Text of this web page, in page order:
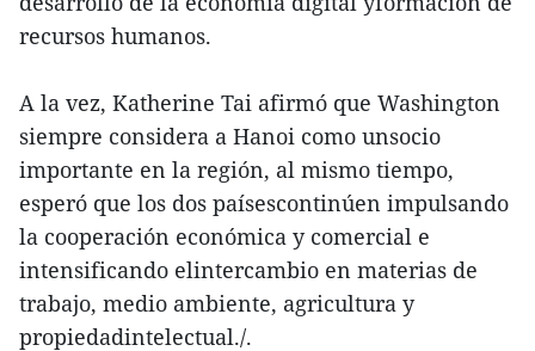
recursos humanos.
A la vez, Katherine Tai afirmó que Washington
siempre considera a Hanoi como unsocio
importante en la región, al mismo tiempo,
esperó que los dos paísescontinúen impulsando
la cooperación económica y comercial e
intensificando elintercambio en materias de
trabajo, medio ambiente, agricultura y
propiedadintelectual./.